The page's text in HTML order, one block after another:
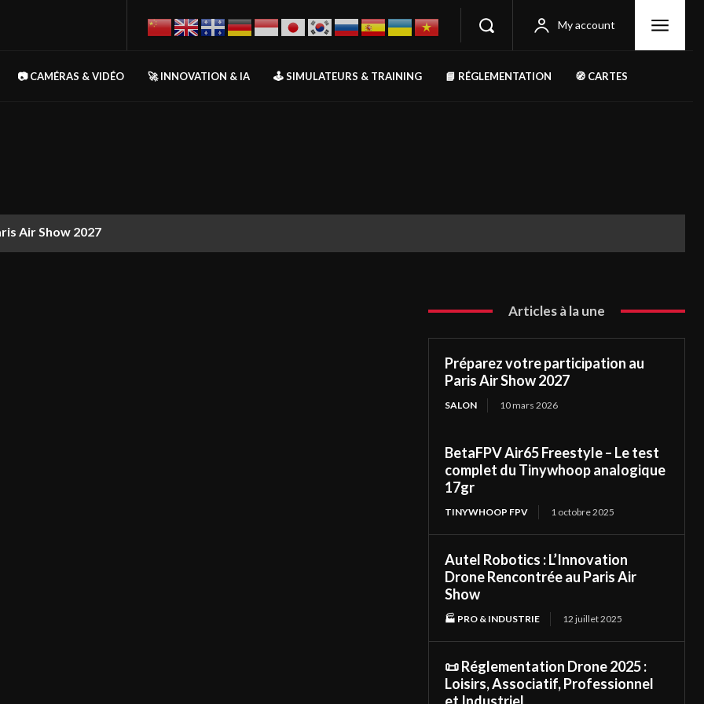
My account
📷 CAMÉRAS & VIDÉO 🚀 INNOVATION & IA 🕹️ SIMULATEURS & TRAINING 📘 RÉGLEMENTATION 🧭 CARTES
Air Show 2027
Articles à la une
Préparez votre participation au
Paris Air Show 2027
SALON 10 mars 2026
BetaFPV Air65 Freestyle – Le test
complet du Tinywhoop analogique
17gr
TINYWHOOP FPV 1 octobre 2025
Autel Robotics : L’Innovation
Drone Rencontrée au Paris Air
Show
🏭 PRO & INDUSTRIE 12 juillet 2025
📜 Réglementation Drone 2025 :
Loisirs, Associatif, Professionnel